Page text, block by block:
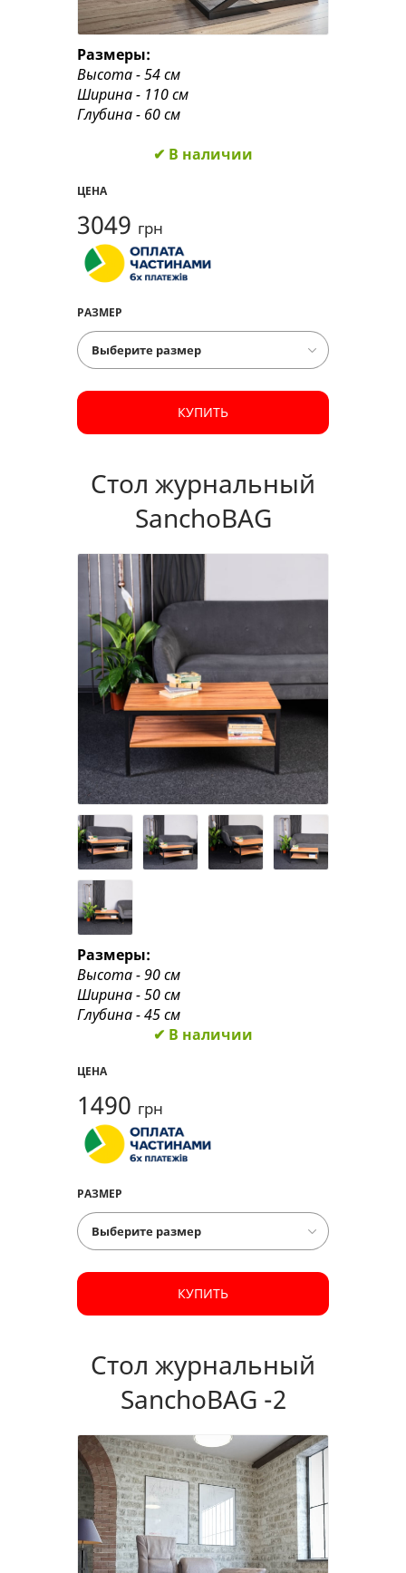
Размеры:
Высота - 54 см
Ширина - 110 см
Глубина - 60 см
✔ В наличии
ЦЕНА
3049 грн
РАЗМЕР
КУПИТЬ
Стол журнальный
SanchoBAG
Размеры:
Высота - 90 см
Ширина - 50 см
Глубина - 45 см
✔ В наличии
ЦЕНА
1490 грн
РАЗМЕР
КУПИТЬ
Стол журнальный
SanchoBAG -2